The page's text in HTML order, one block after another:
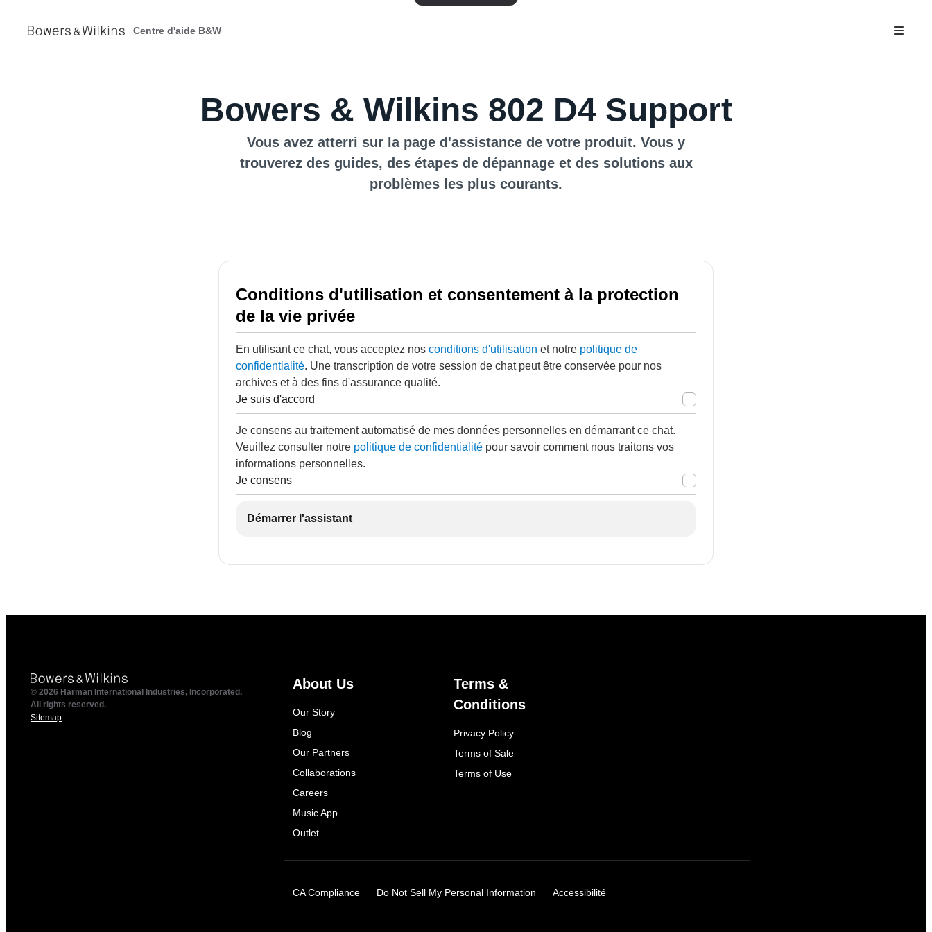
Centre d'aide B&W
Bowers & Wilkins 802 D4 Support
Vous avez atterri sur la page d'assistance de votre produit. Vous y
trouverez des guides, des étapes de dépannage et des solutions aux
problèmes les plus courants.
Conditions d'utilisation et consentement à la protection
de la vie privée
En utilisant ce chat, vous acceptez nos conditions d'utilisation et notre politique de
confidentialité. Une transcription de votre session de chat peut être conservée pour nos
archives et à des fins d'assurance qualité.
Je suis d'accord
Je consens au traitement automatisé de mes données personnelles en démarrant ce chat.
Veuillez consulter notre politique de confidentialité pour savoir comment nous traitons vos
informations personnelles.
Je consens
Démarrer l'assistant
© 2026 Harman International Industries, Incorporated.
All rights reserved.
Sitemap
About Us
Our Story
Blog
Our Partners
Collaborations
Careers
Music App
Outlet
Terms &
Conditions
Privacy Policy
Terms of Sale
Terms of Use
CA Compliance Do Not Sell My Personal Information Accessibilité